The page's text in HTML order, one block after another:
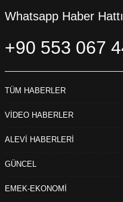
Whatsapp Haber Hattı
+90 553 067
TÜM HABERLER
VİDEO HABERLER
ALEVİ HABERLERİ
GÜNCEL
EMEK-EKONOMİ